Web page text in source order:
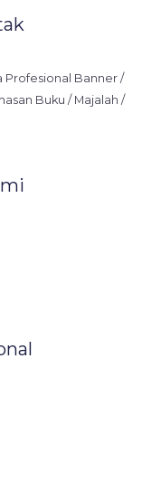
Profesional Banner /
Buku / Majalah /